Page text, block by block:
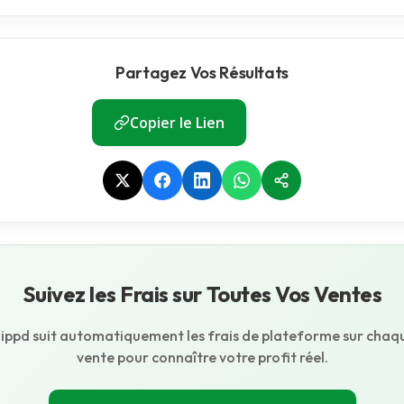
Partagez Vos Résultats
Copier le Lien
Suivez les Frais sur Toutes Vos Ventes
suit automatiquement les frais de plateforme sur
vente pour connaître votre profit réel.